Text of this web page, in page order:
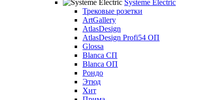
Systeme Electric
Трековые розетки
ArtGallery
AtlasDesign
AtlasDesign Profi54 ОП
Glossa
Blanca СП
Blanca ОП
Рондо
Этюд
Хит